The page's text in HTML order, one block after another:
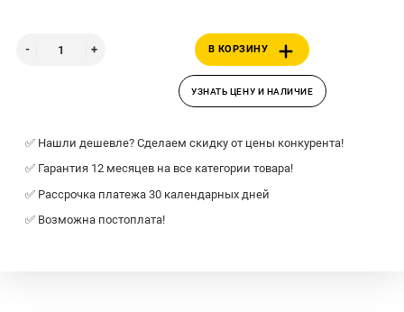
В КОРЗИНУ
УЗНАТЬ ЦЕНУ И НАЛИЧИЕ
✅ Нашли дешевле? Сделаем скидку от цены конкурента!
✅ Гарантия 12 месяцев на все категории товара!
✅ Рассрочка платежа 30 календарных дней
✅ Возможна постоплата!